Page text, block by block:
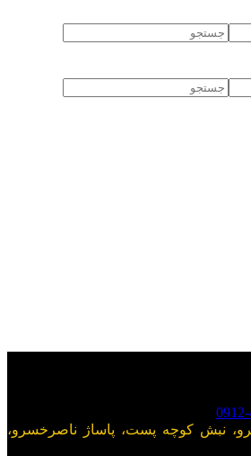
نبش کوچه پست، پاساژ ناصرخسرو،